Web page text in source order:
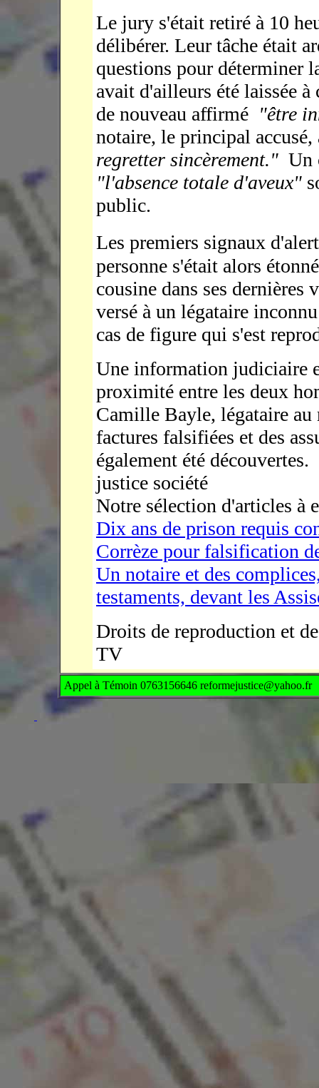
Le jury s'était retiré à 10
délibérer. Leur tâche était
questions pour déterminer
avait d'ailleurs été laissée
de nouveau affirmé "être
notaire, le principal
regretter sincèrement." Un
"l'absence totale d'aveux"
public.
Les premiers signaux
personne s'était alors
cousine dans ses
versé à un légataire
cas de figure qui s'est
Une information judiciaire
proximité entre les deux
Camille Bayle, légataire au
factures falsifiées et des
également été découvertes.
justice société
Notre sélection d'articles à
Dix ans de prison requis
Corrèze pour falsification
Un notaire et des
testaments, devant les
Droits de reproduction et
TV
Appel à Témoin 0763156646 reformejustice@yahoo.fr